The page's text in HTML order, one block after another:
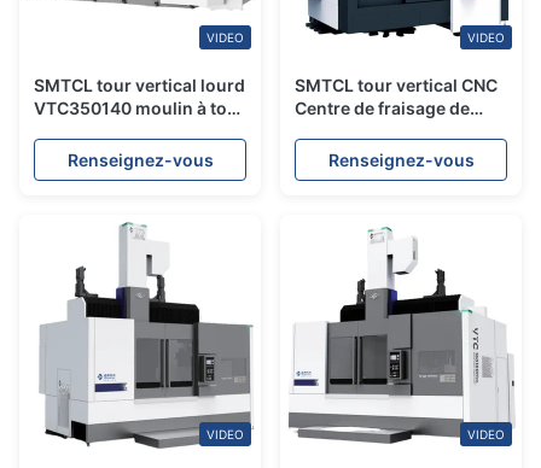
VIDEO
SMTCL tour vertical lourd
VTC350140 moulin à tour
Renseignez-vous
VIDEO
SMTCL tour vertical CNC
Centre de fraisage de
Machine de fraisage de
tour lourd
Renseignez-vous
VIDEO VIDEO